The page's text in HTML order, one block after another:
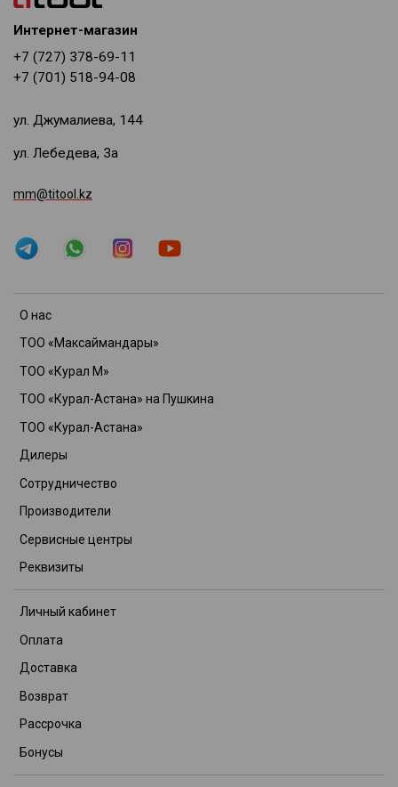
О нас
ТОО «Максаймандары»
ТОО «Курал М»
ТОО «Курал-Астана» на Пушкина
ТОО «Курал-Астана»
Дилеры
Сотрудничество
Производители
Сервисные центры
Реквизиты
Личный кабинет
Оплата
Доставка
Возврат
Рассрочка
Бонусы
Интернет-магазин
+7 (727) 378-69-11
+7 (701) 518-94-08
ул. Джумалиева, 144
ул. Лебедева, 3а
mm@titool.kz